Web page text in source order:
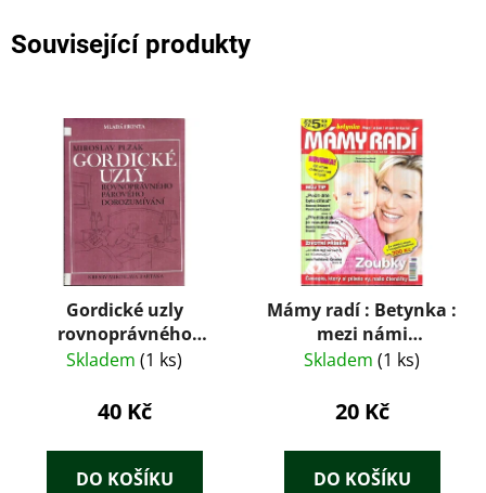
Související produkty
Gordické uzly
rovnoprávného
párového
Skladem (1 ks)
40 Kč
DO KOŠÍKU
Mámy radí : Betynka :
mezi námi
maminkami 11 / 08
Skladem (1 ks)
20 Kč
DO KOŠÍKU